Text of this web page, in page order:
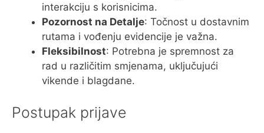
interakciju s korisnicima.
Pozornost na Detalje: Točnost u dostavnim
rutama i vođenju evidencije je važna.
Fleksibilnost: Potrebna je spremnost za
rad u različitim smjenama, uključujući
vikende i blagdane.
Postupak prijave